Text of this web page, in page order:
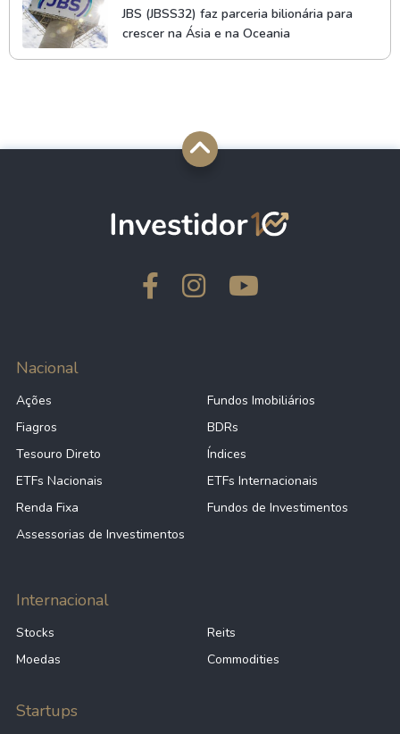
JBS (JBSS32) faz parceria bilionária para
crescer na Ásia e na Oceania
Nacional
Ações
Fundos Imobiliários
Fiagros
BDRs
Tesouro Direto
Índices
ETFs Nacionais
ETFs Internacionais
Renda Fixa
Fundos de Investimentos
Assessorias de Investimentos
Internacional
Stocks
Reits
Moedas
Commodities
Startups